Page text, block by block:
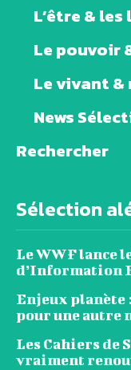
L’être & les
Le pouvoir
Le vivant
News
Rechercher
Sélection
Le WWF lance
d’Information
Enjeux planète
pour une
Les Cahiers de
vraiment